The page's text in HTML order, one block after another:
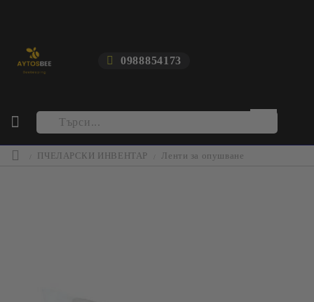
0988854173
ПЧЕЛАРСКИ ИНВЕНТАР Ленти за опушване